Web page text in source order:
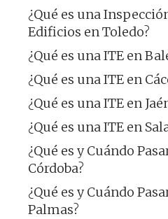
¿Qué es una
Edificios en Toledo?
¿Qué es una ITE en
¿Qué es una ITE en
¿Qué es una ITE en
¿Qué es una ITE en
¿Qué es y Cuándo
Córdoba?
¿Qué es y Cuándo
Palmas?